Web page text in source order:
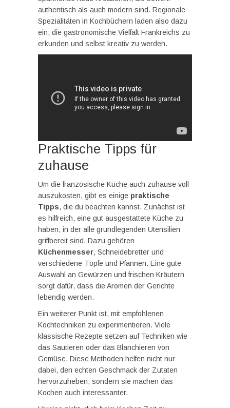
authentisch als auch modern sind. Regionale
Spezialitäten in Kochbüchern laden also dazu
ein, die gastronomische Vielfalt Frankreichs zu
erkunden und selbst kreativ zu werden.
Praktische Tipps für
zuhause
Um die französische Küche auch zuhause voll
auszukosten, gibt es einige praktische
Tipps, die du beachten kannst. Zunächst ist
es hilfreich, eine gut ausgestattete Küche zu
haben, in der alle grundlegenden Utensilien
griffbereit sind. Dazu gehören
Küchenmesser, Schneidebretter und
verschiedene Töpfe und Pfannen. Eine gute
Auswahl an Gewürzen und frischen Kräutern
sorgt dafür, dass die Aromen der Gerichte
lebendig werden.
Ein weiterer Punkt ist, mit empfohlenen
Kochtechniken zu experimentieren. Viele
klassische Rezepte setzen auf Techniken wie
das Sautieren oder das Blanchieren von
Gemüse. Diese Methoden helfen nicht nur
dabei, den echten Geschmack der Zutaten
hervorzuheben, sondern sie machen das
Kochen auch interessanter.